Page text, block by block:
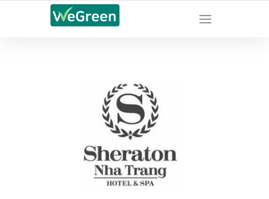
CHỨNG NHẬN SẢN PHẨM BỀN VỮNG